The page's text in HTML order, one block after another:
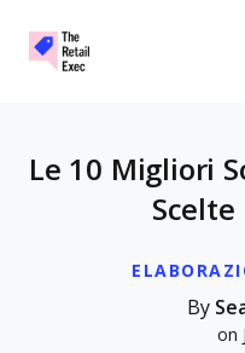
Le 10 Migliori
Scelte
By
on